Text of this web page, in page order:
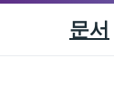
문서